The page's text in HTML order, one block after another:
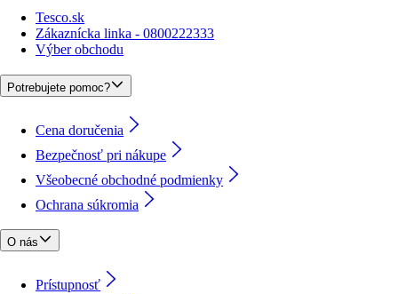
Tesco.sk
Zákaznícka linka - 0800222333
Výber obchodu
Potrebujete pomoc?
Cena doručenia
Bezpečnosť pri nákupe
Všeobecné obchodné podmienky
Ochrana súkromia
O nás
Prístupnosť